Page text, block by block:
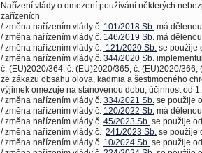
Nařízení vlády o omezení používání některých
zařízeních
/ změna nařízením vlády č. 101/2018 Sb. má
/ změna nařízením vlády č. 146/2019 Sb. má
/ změna nařízením vlády č. 121/2020 Sb. se použije
/ změna nařízením vlády č. 344/2020 Sb.
č. (EU)2020/364, č. (EU)2020/365, č. (EU)2020/
ze zákazu obsahu olova, kadmia a šestimocného
výjimek omezuje na stanovenou dobu, účinnost od
/ změna nařízením vlády č. 334/2021 Sb. se použije
/ změna nařízením vlády č. 120/2022 Sb. má
/ změna nařízením vlády č. 45/2023 Sb. se použije
/ změna nařízením vlády č. 241/2023 Sb. se použije
/ změna nařízením vlády č. 10/2024 Sb. se použije